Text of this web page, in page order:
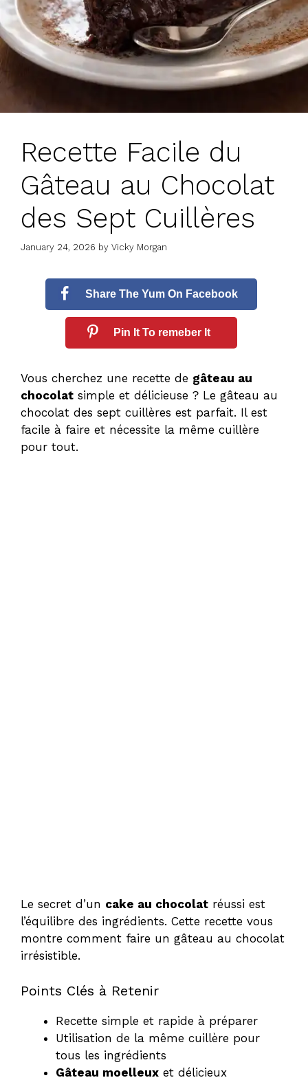
Recette Facile du
Gâteau au Chocolat
des Sept Cuillères
January 24, 2026 by Vicky Morgan
Share The Yum On Facebook
Pin It To remeber It
Vous cherchez une recette de gâteau au
chocolat simple et délicieuse ? Le gâteau au
chocolat des sept cuillères est parfait. Il est
facile à faire et nécessite la même cuillère
pour tout.
Le secret d’un cake au chocolat réussi est
l’équilibre des ingrédients. Cette recette vous
montre comment faire un gâteau au chocolat
irrésistible.
Points Clés à Retenir
Recette simple et rapide à préparer
Utilisation de la même cuillère pour
tous les ingrédients
Gâteau moelleux et délicieux